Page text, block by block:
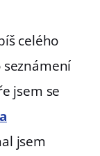
celého
jsem se
jsem